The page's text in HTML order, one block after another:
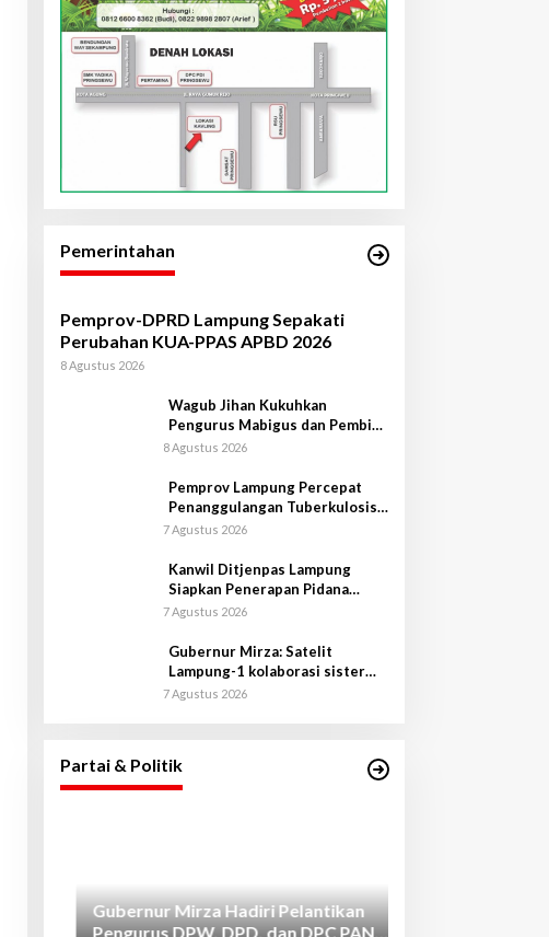
Pemerintahan
Pemprov-DPRD Lampung Sepakati
Perubahan KUA-PPAS APBD 2026
8 Agustus 2026
Wagub Jihan Kukuhkan
Pengurus Mabigus dan Pembina
Gudep UIN Raden Intan
8 Agustus 2026
Pemprov Lampung Percepat
Penanggulangan Tuberkulosis
di Tanggamus
7 Agustus 2026
Kanwil Ditjenpas Lampung
Siapkan Penerapan Pidana
Kerja Sosial
7 Agustus 2026
Gubernur Mirza: Satelit
Lampung-1 kolaborasi sister
province Shandong-Lampung
7 Agustus 2026
Partai & Politik
se-Provinsi Lampung
Di Lampung, Pemerintahan, Politik